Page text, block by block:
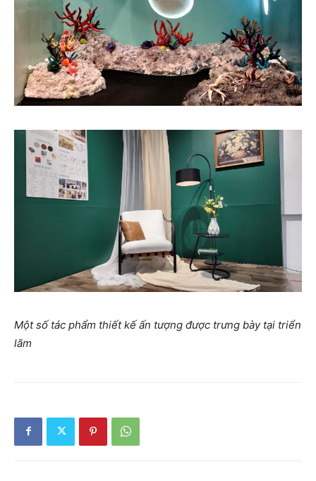
Một số tác phẩm thiết kế ấn tượng được trưng bày tại triển
lãm